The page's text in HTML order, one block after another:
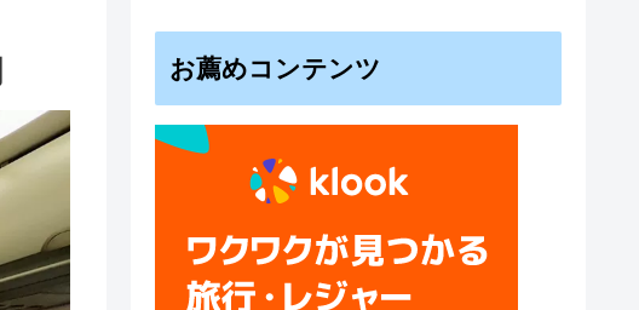
お薦めコンテンツ